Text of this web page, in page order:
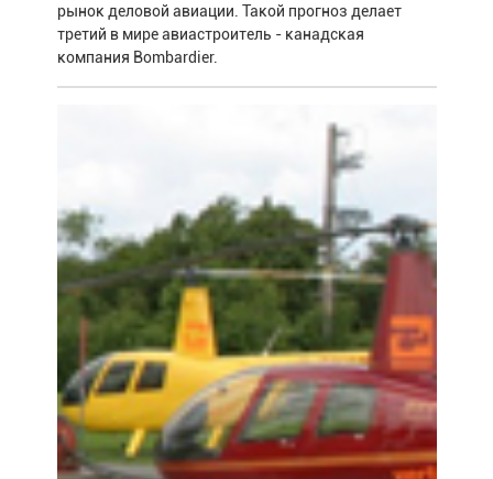
рынок деловой авиации. Такой прогноз делает
третий в мире авиастроитель - канадская
компания Bombardier.